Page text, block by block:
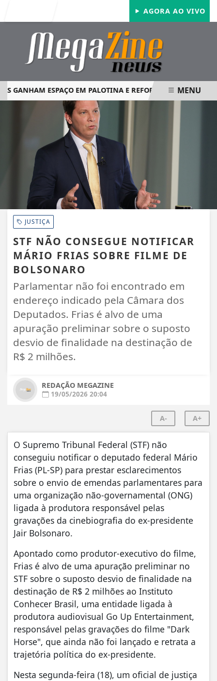
AGORA AO VIVO
ESPAÇO EM PALOTINA E REFORÇAM SEGURANÇA
MENU
JUSTIÇA
STF NÃO CONSEGUE NOTIFICAR
MÁRIO FRIAS SOBRE FILME DE
BOLSONARO
Parlamentar não foi encontrado em
endereço indicado pela Câmara dos
Deputados. Frias é alvo de uma
apuração preliminar sobre o suposto
desvio de finalidade na destinação de
R$ 2 milhões.
REDAÇÃO MEGAZINE
19/05/2026 20:04
A- A+
O Supremo Tribunal Federal (STF) não
conseguiu notificar o deputado federal Mário
Frias (PL-SP) para prestar esclarecimentos
sobre o envio de emendas parlamentares para
uma organização não-governamental (ONG)
ligada à produtora responsável pelas
gravações da cinebiografia do ex-presidente
Jair Bolsonaro.
Apontado como produtor-executivo do filme,
Frias é alvo de uma apuração preliminar no
STF sobre o suposto desvio de finalidade na
destinação de R$ 2 milhões ao Instituto
Conhecer Brasil, uma entidade ligada à
produtora audiovisual Go Up Entertainment,
responsável pelas gravações do filme "Dark
Horse", que ainda não foi lançado e retrata a
trajetória política do ex-presidente.
Nesta segunda-feira (18), um oficial de justiça